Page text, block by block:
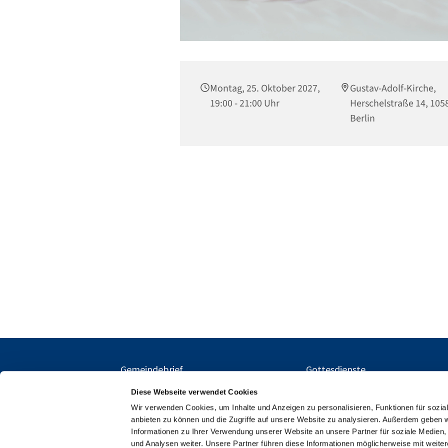
Diese Webseite verwendet Cookies
Wir verwenden Cookies, um Inhalte und Anzeigen zu personalisieren, Funktionen für
anbieten zu können und die Zugriffe auf unsere Website zu analysieren. Außerdem geben
Informationen zu Ihrer Verwendung unserer Website an unsere Partner für soziale Medien,
und Analysen weiter. Unsere Partner führen diese Informationen möglicherweise mit
Montag, 25. Oktober 2027,
19:00 - 21:00 Uhr
Gustav-Adolf-Kirche,
Herschelstraße 14,
Berlin
Gemeindebrief Gottesdienste
Ev. Kirchengemeinden Gustav-Adolf und Charlottenburg-
Herschelstraße 14, 10589 Berlin
+49303446094